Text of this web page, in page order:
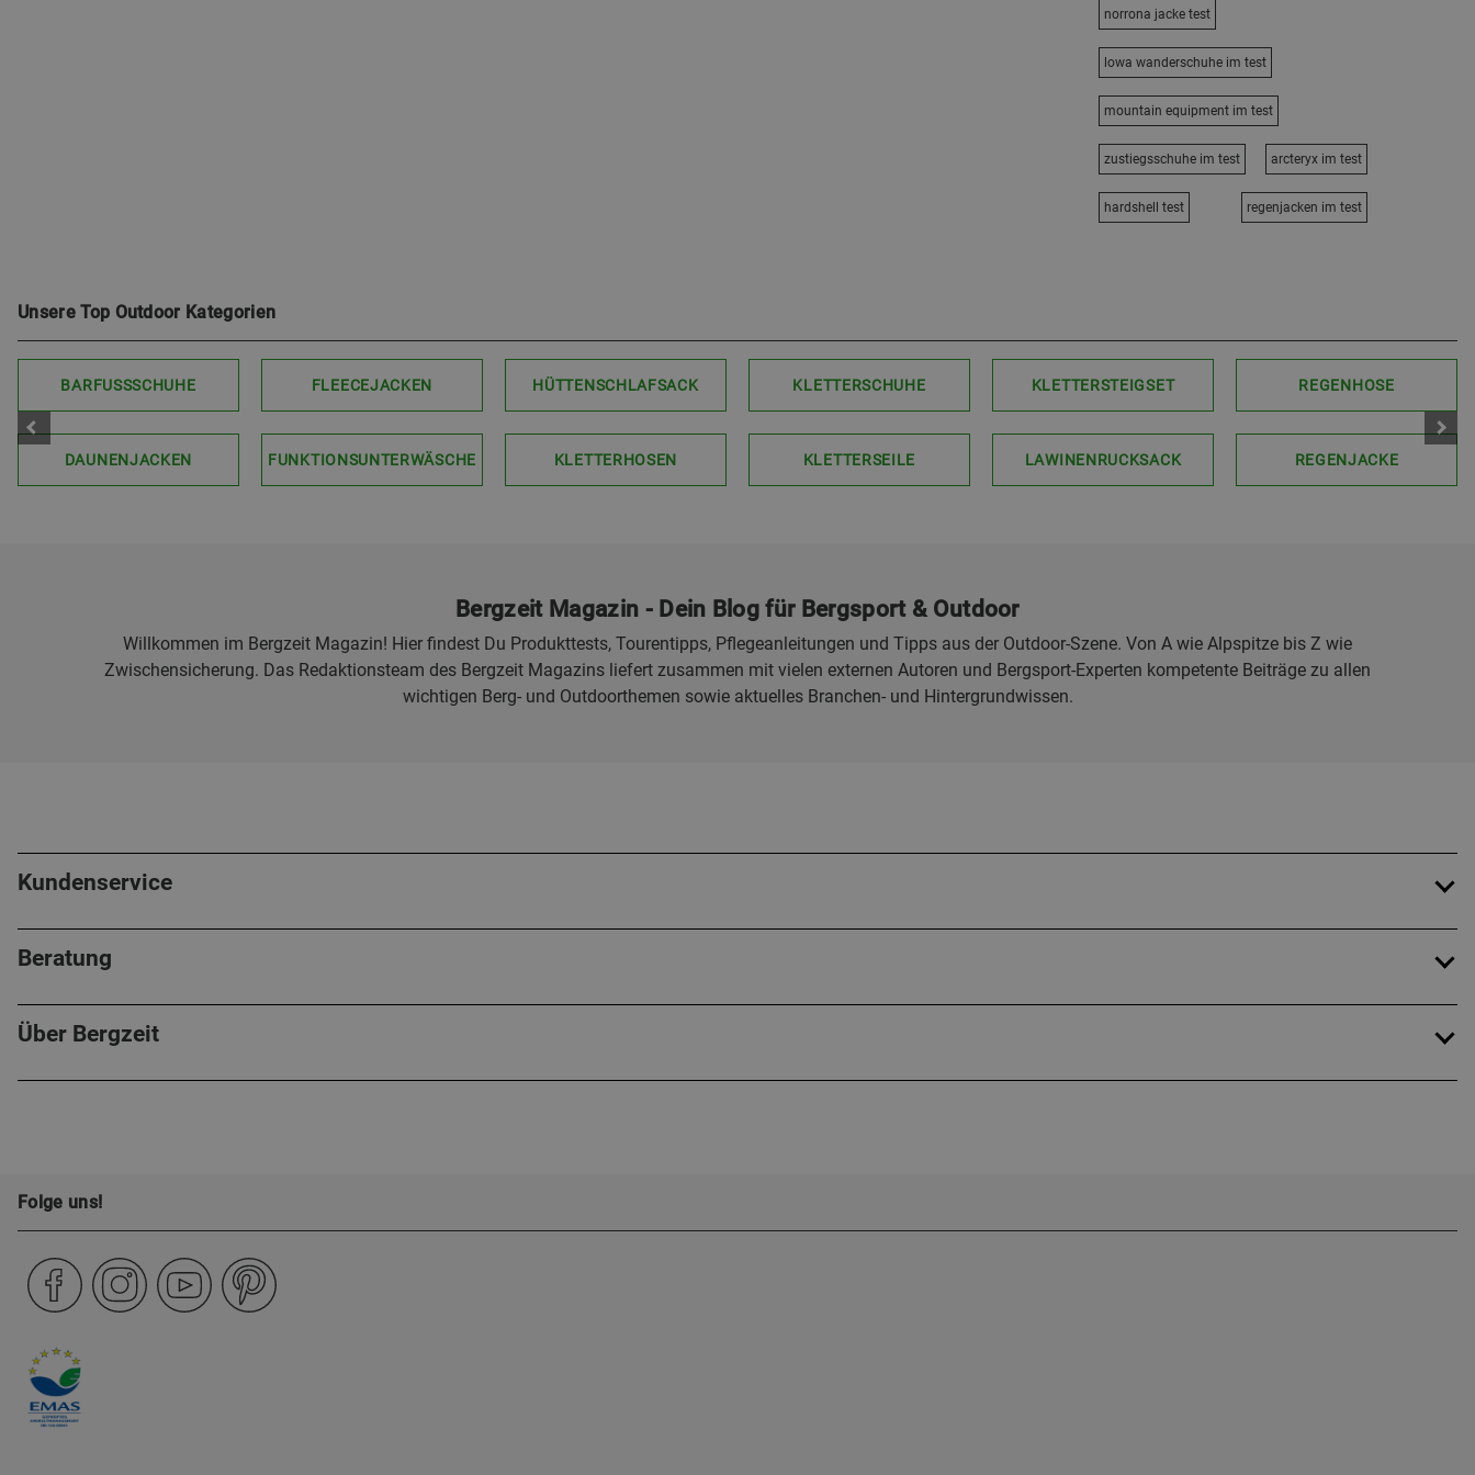
norrona jacke test
lowa wanderschuhe im test
mountain equipment im test
zustiegsschuhe im test arcteryx im test
hardshell test regenjacken im test
Unsere Top Outdoor Kategorien
BARFUSSSCHUHE
DAUNENJACKEN
FLEECEJACKEN
FUNKTIONSUNTERWÄSCHE
HÜTTENSCHLAFSACK
KLETTERHOSEN
KLETTERSCHUHE
KLETTERSEILE
KLETTERSTEIGSET
LAWINENRUCKSACK
REGENHOSE
REGENJACKE
Bergzeit Magazin - Dein Blog für Bergsport & Outdoor
Willkommen im Bergzeit Magazin! Hier findest Du Produkttests, Tourentipps, Pflegeanleitungen und Tipps aus der Outdoor-Szene. Von A wie Alpspitze bis Z wie
Zwischensicherung. Das Redaktionsteam des Bergzeit Magazins liefert zusammen mit vielen externen Autoren und Bergsport-Experten kompetente Beiträge zu allen
wichtigen Berg- und Outdoorthemen sowie aktuelles Branchen- und Hintergrundwissen.
Kundenservice
Beratung
Über Bergzeit
Folge uns!